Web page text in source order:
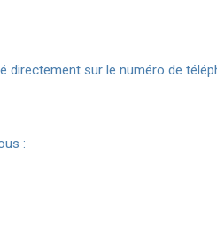
directement sur le numéro de
: